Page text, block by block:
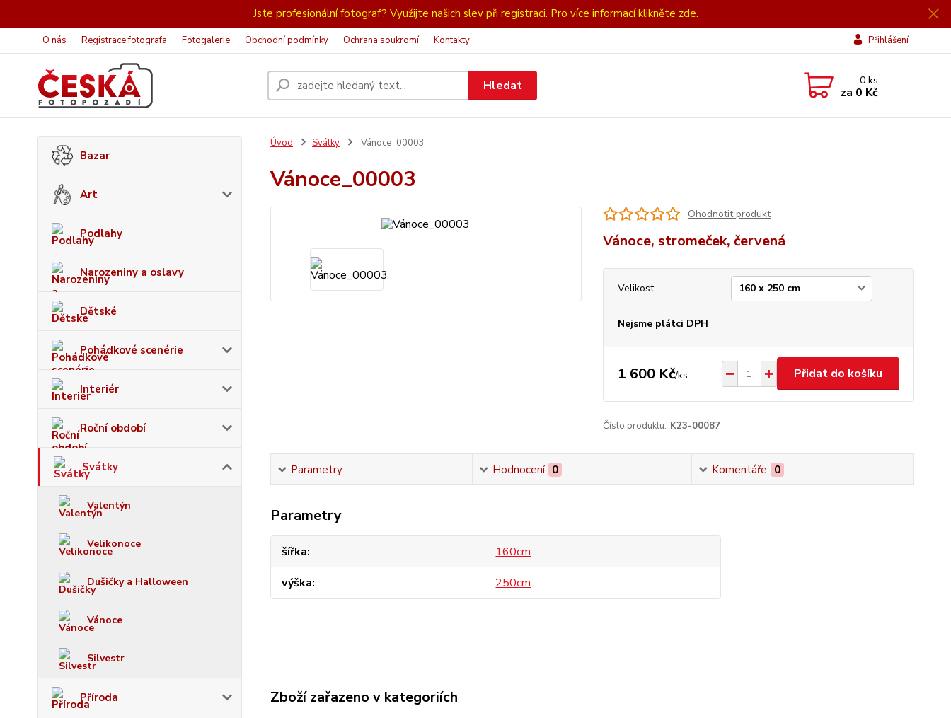
Jste profesionální fotograf? Využijte našich slev při registraci. Pro více informací klikněte zde.
O nás Registrace fotografa Fotogalerie Obchodní podmínky Ochrana soukromí Kontakty Přihlášení
Hledat 0ks
za 0 Kč
Bazar
Art
Podlahy
Narozeniny a oslavy
Dětské
Pohádkové scenérie
Interiér
Roční období
Svátky
Valentýn
Velikonoce
Dušičky a Halloween
Vánoce
Silvestr
Příroda
Úvod Svátky Vánoce_00003
Vánoce_00003
Ohodnotit produkt
Vánoce, stromeček, červená
Velikost
Nejsme plátci DPH
1 600 Kč/ks Přidat do košíku
Číslo produktu: K23-00087
Parametry Hodnocení 0 Komentáře 0
Parametry
šířka
160cm
výška
250cm
Zboží zařazeno v kategoriích